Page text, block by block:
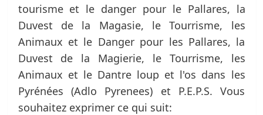
tourisme et le danger pour le Pallares, la
Duvest de la Magasie, le Tourrisme, les
Animaux et le Danger pour les Pallares, la
Duvest de la Magierie, le Tourrisme, les
Animaux et le Dantre loup et l'os dans les
Pyrénées (Adlo Pyrenees) et P.E.P.S. Vous
souhaitez exprimer ce qui suit: